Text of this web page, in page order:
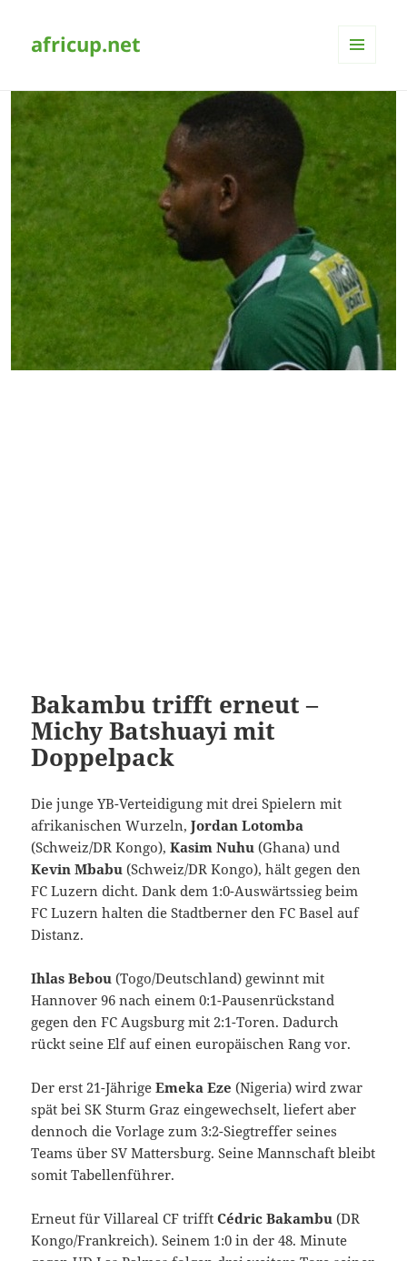
africup.net
Bakambu trifft erneut –
Michy Batshuayi mit
Doppelpack
Die junge YB-Verteidigung mit drei Spielern mit
afrikanischen Wurzeln,Jordan Lotomba
(Schweiz/DR Kongo),Kasim Nuhu (Ghana) und
Kevin Mbabu (Schweiz/DR Kongo), hält gegen den
FC Luzern dicht. Dank dem 1:0-Auswärtssieg beim
FC Luzern halten die Stadtberner den FC Basel auf
Distanz.
Ihlas Bebou (Togo/Deutschland) gewinnt mit
Hannover 96 nach einem 0:1-Pausenrückstand
gegen den FC Augsburg mit 2:1-Toren. Dadurch
rückt seine Elf auf einen europäischen Rang vor.
Der erst 21-JährigeEmeka Eze (Nigeria) wird zwar
spät bei SK Sturm Graz eingewechselt, liefert aber
dennoch die Vorlage zum 3:2-Siegtreffer seines
Teams über SV Mattersburg. Seine Mannschaft bleibt
somit Tabellenführer.
Erneut für Villareal CF trifftCédric Bakambu (DR
Kongo/Frankreich). Seinem 1:0 in der 48. Minute